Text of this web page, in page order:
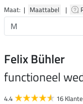
Maat: | Maattabel |
Felix Bühler
functioneel
4.4 16